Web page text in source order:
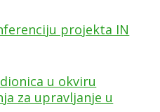
projekta IN
u okviru
za upravljanje u